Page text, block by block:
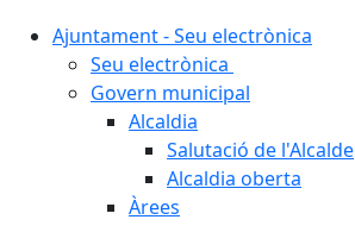
Ajuntament - Seu electrònica
Seu electrònica
Govern municipal
Alcaldia
Salutació de l'Alcalde
Alcaldia oberta
Àrees